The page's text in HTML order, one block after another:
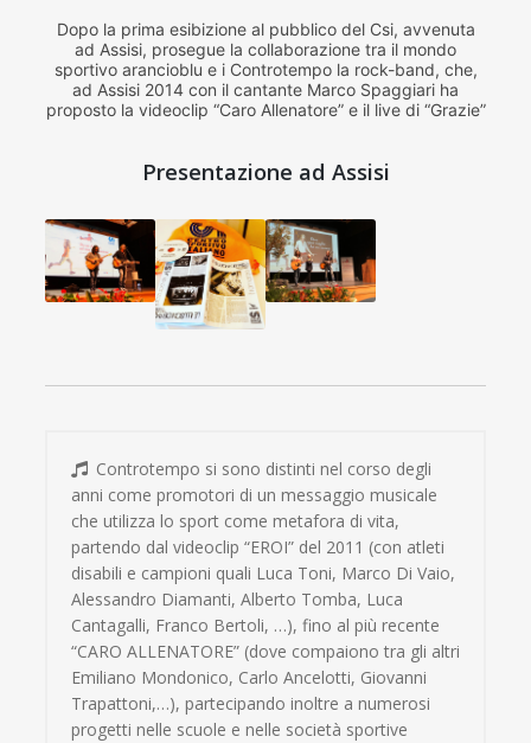
Dopo la prima esibizione al pubblico del Csi, avvenuta
ad Assisi, prosegue la collaborazione tra il mondo
sportivo arancioblu e i Controtempo la rock-band, che,
ad Assisi 2014 con il cantante Marco Spaggiari ha
proposto la videoclip “Caro Allenatore” e il live di “Grazie”
Presentazione ad Assisi
Controtempo si sono distinti nel corso degli
anni come promotori di un messaggio musicale
che utilizza lo sport come metafora di vita,
partendo dal videoclip “EROI” del 2011 (con atleti
disabili e campioni quali Luca Toni, Marco Di Vaio,
Alessandro Diamanti, Alberto Tomba, Luca
Cantagalli, Franco Bertoli, …), fino al più recente
“CARO ALLENATORE” (dove compaiono tra gli altri
Emiliano Mondonico, Carlo Ancelotti, Giovanni
Trapattoni,…), partecipando inoltre a numerosi
progetti nelle scuole e nelle società sportive